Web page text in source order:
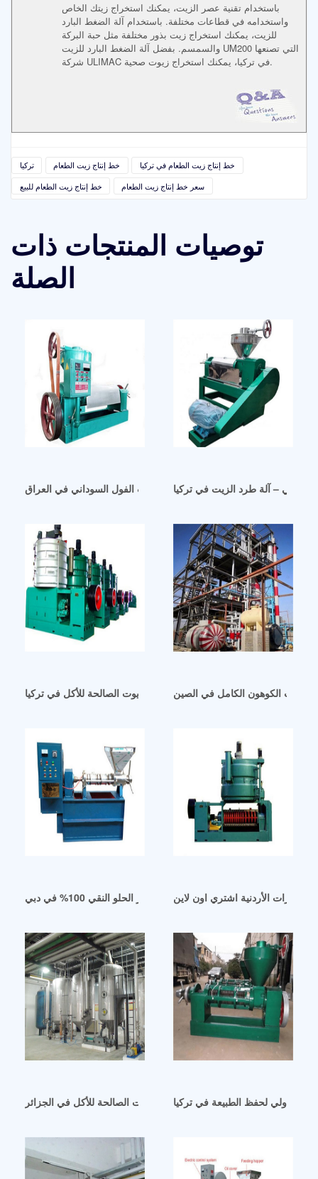
باستخدام تقنية عصر الزيت، يمكنك استخراج زيتك الخاص
واستخدامه في قطاعات مختلفة. باستخدام آلة الضغط البارد
للزيت، يمكنك استخراج زيت بذور مختلفة مثل حبة البركة
والسمسم. بفضل آلة الضغط البارد للزيت UM200 التي تصنعها
شركة ULIMAC في تركيا، يمكنك استخراج زيوت صحية.
تركيا خط إنتاج زيت الطعام
خط إنتاج زيت الطعام في تركيا
خط إنتاج زيت الطعام للبيع
سعر خط إنتاج زيت الطعام
توصيات المنتجات ذات
الصلة
مجموعة كاملة من خطوط إنتاج زيت الفول السوداني في العراق
– آلة طرد الزيت في تركيا
ما هو خط إنتاج الزيوت الصالحة للأكل في تركيازيت الكوهون الكامل في الصين
خط إنتاج زيت اللوز الحلو النقي 100% في دبيالبهارات الأردنية اشتري اون لاين
خط آلات تكرير الزيوت الصالحة للأكل في الجزائرالدولي لحفظ الطبيعة في تركيا